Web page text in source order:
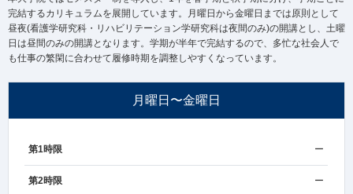
完結するカリキュラムを展開しています。月曜日から金曜日までは原則として
昼夜(看護学研究科・リハビリテーション学研究科は夜間のみ)の開講とし、土曜
日は昼間のみの開講となります。学期が半年で完結するので、多忙な社会人で
も仕事の繁閑に合わせて履修時期を調整しやすくなっています。
月曜日〜金曜日
第1時限 ー
第2時限 ー